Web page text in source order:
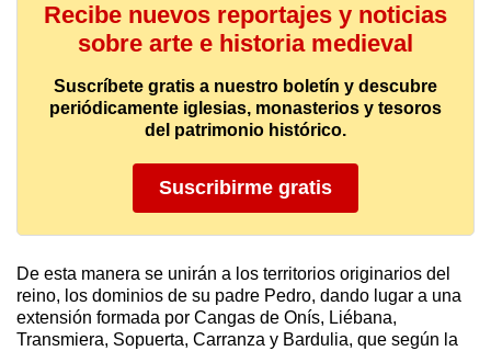
Recibe nuevos reportajes y noticias
sobre arte e historia medieval
Suscríbete gratis a nuestro boletín y descubre
periódicamente iglesias, monasterios y tesoros
del patrimonio histórico.
Suscribirme gratis
De esta manera se unirán a los territorios originarios del
reino, los dominios de su padre Pedro, dando lugar a una
extensión formada por Cangas de Onís, Liébana,
Transmiera, Sopuerta, Carranza y Bardulia, que según la